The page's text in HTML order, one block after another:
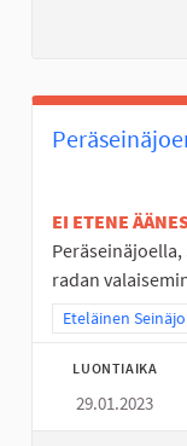
EI ETENE
radan
Rajaa tulokset
Eteläinen
LUONTIAIKA
29.01.2023